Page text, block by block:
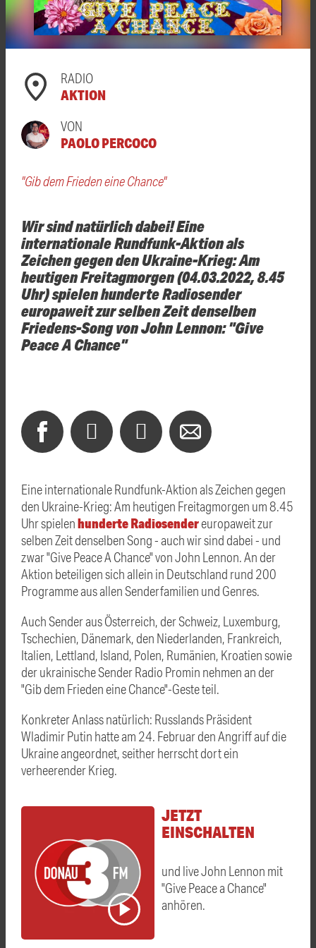
RADIO
AKTION
VON
PAOLO PERCOCO
"Gib dem Frieden eine Chance"
Wir sind natürlich dabei! Eine
internationale Rundfunk-Aktion als
Zeichen gegen den Ukraine-Krieg: Am
heutigen Freitagmorgen (04.03.2022, 8.45
Uhr) spielen hunderte Radiosender
europaweit zur selben Zeit denselben
Friedens-Song von John Lennon: "Give
Peace A Chance"
Eine internationale Rundfunk-Aktion als Zeichen gegen
den Ukraine-Krieg: Am heutigen Freitagmorgen um 8.45
Uhr spielenhunderte Radiosendereuropaweit zur
selben Zeit denselben Song - auch wir sind dabei - und
zwar "Give Peace A Chance" von John Lennon. An der
Aktion beteiligen sich allein in Deutschland rund 200
Programme aus allen Senderfamilien und Genres.
Auch Sender aus Österreich, der Schweiz, Luxemburg,
Tschechien, Dänemark, den Niederlanden, Frankreich,
Italien, Lettland, Island, Polen, Rumänien, Kroatien sowie
der ukrainische Sender Radio Promin nehmen an der
"Gib dem Frieden eine Chance"-Geste teil.
Konkreter Anlass natürlich: Russlands Präsident
Wladimir Putin hatte am 24. Februar den Angriff auf die
Ukraine angeordnet, seither herrscht dort ein
verheerender Krieg.
JETZT
EINSCHALTEN
und live John Lennon mit
"Give Peace a Chance"
anhören.